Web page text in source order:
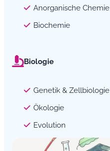
Anorganische Chemie
Biochemie
Biologie
Genetik & Zellbiologie
Ökologie
Evolution